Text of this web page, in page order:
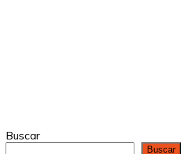
Buscar
Buscar